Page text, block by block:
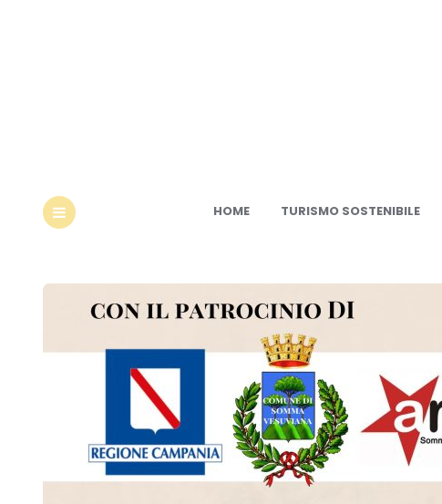
HOME TURISMO SOSTENIBILE